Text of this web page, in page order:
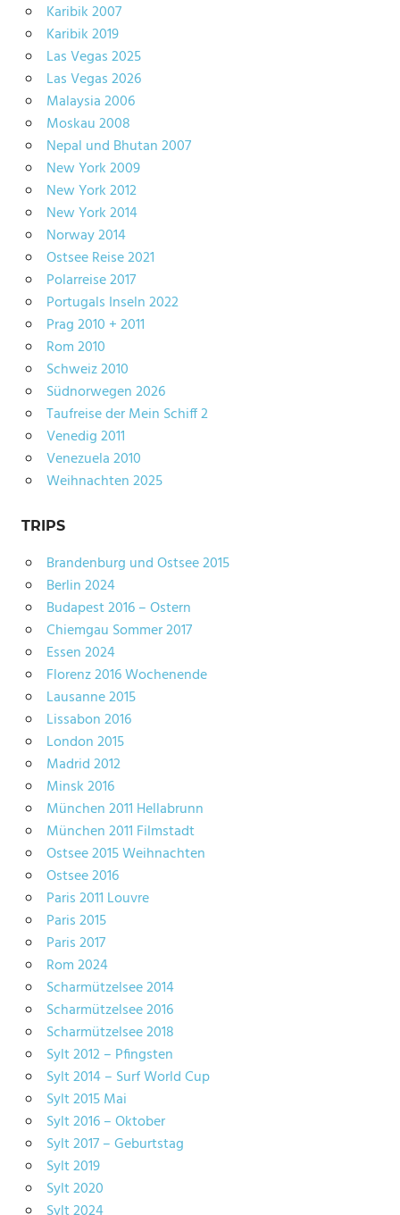
Karibik 2007
Karibik 2019
Las Vegas 2025
Las Vegas 2026
Malaysia 2006
Moskau 2008
Nepal und Bhutan 2007
New York 2009
New York 2012
New York 2014
Norway 2014
Ostsee Reise 2021
Polarreise 2017
Portugals Inseln 2022
Prag 2010 + 2011
Rom 2010
Schweiz 2010
Südnorwegen 2026
Taufreise der Mein Schiff 2
Venedig 2011
Venezuela 2010
Weihnachten 2025
TRIPS
Brandenburg und Ostsee 2015
Berlin 2024
Budapest 2016 – Ostern
Chiemgau Sommer 2017
Essen 2024
Florenz 2016 Wochenende
Lausanne 2015
Lissabon 2016
London 2015
Madrid 2012
Minsk 2016
München 2011 Hellabrunn
München 2011 Filmstadt
Ostsee 2015 Weihnachten
Ostsee 2016
Paris 2011 Louvre
Paris 2015
Paris 2017
Rom 2024
Scharmützelsee 2014
Scharmützelsee 2016
Scharmützelsee 2018
Sylt 2012 – Pfingsten
Sylt 2014 – Surf World Cup
Sylt 2015 Mai
Sylt 2016 – Oktober
Sylt 2017 – Geburtstag
Sylt 2019
Sylt 2020